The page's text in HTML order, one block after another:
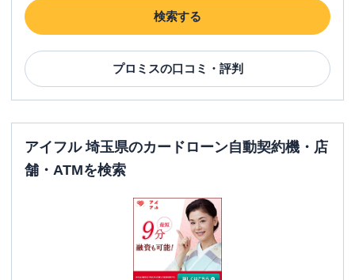
検索する
プロミスの口コミ・評判
アイフル 埼玉県のカードローン自動契約機・店
舗・ATMを検索